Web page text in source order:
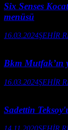
Six Senses
menüsü
16.03.2024ŞEHİR
Bkm Mutfak’ın
16.03.2024ŞEHİR
Sadettin